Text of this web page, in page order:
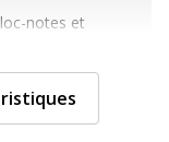
notes et